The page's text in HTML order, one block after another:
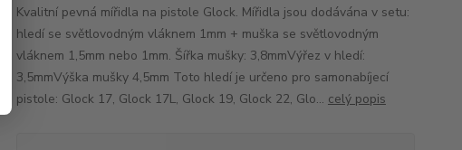
Kvalitní pevná mířidla na pistole Glock. Mířidla jsou dodávána v setu:
hledí se světlovodným vláknem 1mm + muška se světlovodným
vláknem 1,5mm nebo 1mm. Šířka mušky: 3,8mmVýřez v hledí:
3,5mmVýška mušky 4,5mm Toto hledí je určeno pro samonabíjecí
pistole: Glock 17, Glock 17L, Glock 19, Glock 22, Glo... celý popis